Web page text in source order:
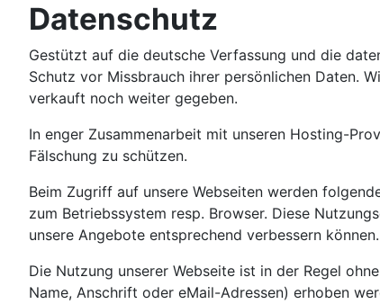
Datenschutz
Gestützt auf die deutsche Verfassung und die
Schutz vor Missbrauch ihrer persönlichen Daten.
verkauft noch weiter gegeben.
In enger Zusammenarbeit mit unseren Hosting-
Fälschung zu schützen.
Beim Zugriff auf unsere Webseiten werden
zum Betriebssystem resp. Browser. Diese
unsere Angebote entsprechend verbessern können.
Die Nutzung unserer Webseite ist in der Regel
Name, Anschrift oder eMail-Adressen) erhoben